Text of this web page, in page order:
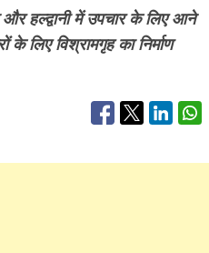
हल्द्वानी में उपचार के लिए आने
के लिए विश्रामगृह का निर्माण